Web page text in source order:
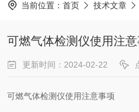
当前位置： 首页 技术文章
可燃气体检测仪使用注
更新时间：2024-02-22
可燃气体检测仪使用注意事项